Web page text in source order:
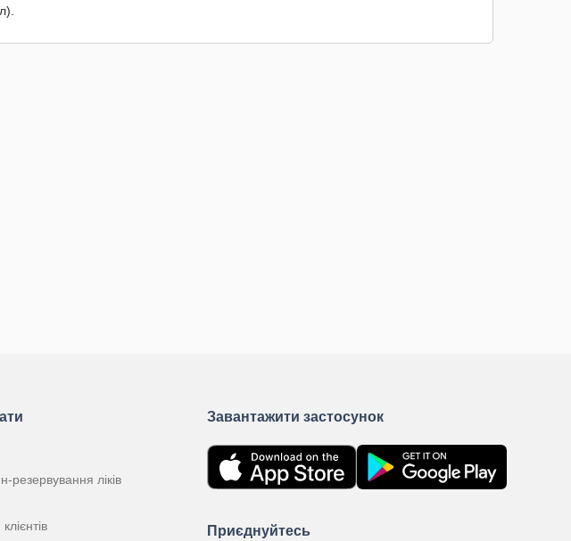
резервування ліків
Завантажити застосунок
Приєднуйтесь